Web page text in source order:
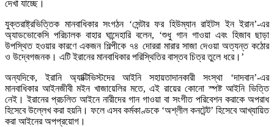
দেখা যাচ্ছে।
যুক্তরাষ্ট্রভিত্তিক মানবাধিকার সংগঠন ‘সেন্টার ফর হিউম্যান রাইটস ইন ইরান’-এর
অ্যাডভোকেসি পরিচালক বাহার ঘান্দেহারি বলেন, ‘শুধু গান গাওয়া এবং হিজাব ছাড়া
উপস্থিত হওয়ার কারণে একজন শিল্পীকে ৭৪ দোররা মারার সাজা দেওয়া অত্যন্ত কঠোর
ও উদ্বেগজনক। এটি ইরানের মানবাধিকার পরিস্থিতির বাস্তব চিত্র তুলে ধরে।’
অন্যদিকে, ইরানি অ্যাক্টিভিস্টদের আইনি সহায়তাদানকারী সংস্থা ‘দাদবান’-এর
মানবাধিকার আইনজীবী মইন খাজায়েলির মতে, এই রায়ের কোনো স্পষ্ট আইনি ভিত্তি
নেই। ইরানের প্রচলিত আইনে নারীদের গান গাওয়া বা সংগীত পরিবেশন করাকে অপরাধ
হিসেবে উল্লেখ করা হয়নি। ফলে এসব কর্মকাণ্ডকে ‘অশ্লীল কনটেন্ট’ হিসেবে আখ্যায়িত
করা আইনের অপপ্রয়োগ।